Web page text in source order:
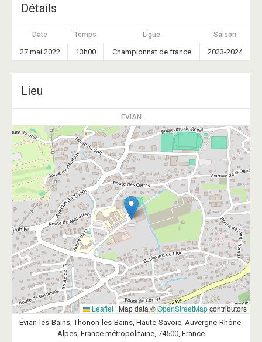
Détails
Date Temps Ligue Saison
27 mai 2022 13h00 Championnat de france 2023-2024
Lieu
EVIAN
Leaflet | Map data ©OpenStreetMapcontributors
Évian-les-Bains, Thonon-les-Bains, Haute-Savoie, Auvergne-Rhône-
Alpes, France métropolitaine, 74500, France